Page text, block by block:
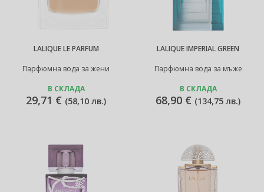
LALIQUE LE PARFUM
Парфюмна вода за жени
В СКЛАДА
29,71 € (58,10 лв.)
LALIQUE IMPERIAL GREEN
Парфюмна вода за мъже
В СКЛАДА
68,90 € (134,75 лв.)